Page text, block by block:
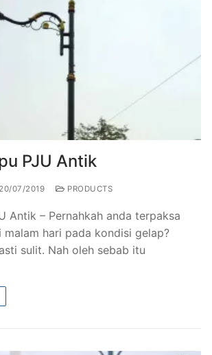
PJU Antik
20/07/2019 PRODUCTS
Antik – Pernahkah anda terpaksa
malam hari pada kondisi gelap?
sulit. Nah oleh sebab itu